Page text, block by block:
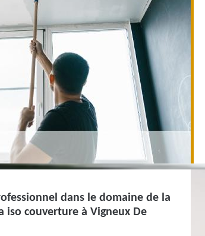
dans le domaine de la
iso couverture à Vigneux De